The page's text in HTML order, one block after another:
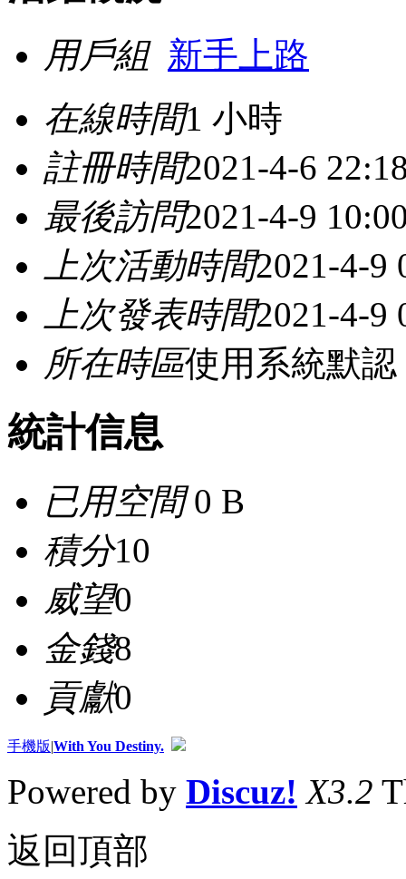
用戶組 新手上路
在線時間1 小時
註冊時間2021-4-6
最後訪問2021-4-9
上次活動時間2021-4-9
上次發表時間2021-4-9
所在時區使用系統默認
統計信息
已用空間0 B
積分10
威望0
金錢8
貢獻0
手機版|With You Destiny.
Powered by Discuz! X3.2
返回頂部